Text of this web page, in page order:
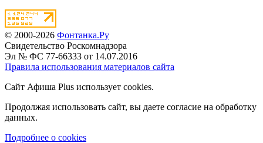
© 2000-2026 Фонтанка.Ру
Свидетельство Роскомнадзора
Эл № ФС 77-66333 от 14.07.2016
Правила использования материалов сайта
Сайт Афиша Plus использует cookies.
Продолжая использовать сайт, вы даете согласие на обработку
данных.
Подробнее о cookies